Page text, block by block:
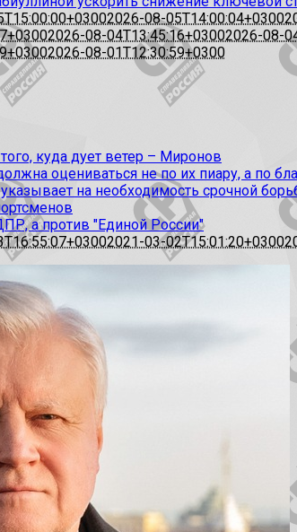
2026-08-05T14:00:04+0300
2026-08-04T13:45:16+03002026-08-
2026-08-01T12:30:59+0300
куда дует ветер – Миронов
оцениваться не по их пиару, а по
на необходимость срочной
а против "Единой России"
2021-03-02T15:01:20+0300